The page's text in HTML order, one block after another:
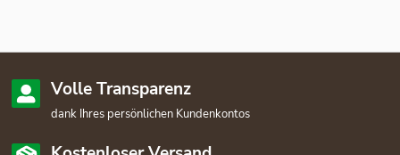
Volle Transparenz
dank Ihres persönlichen Kundenkontos